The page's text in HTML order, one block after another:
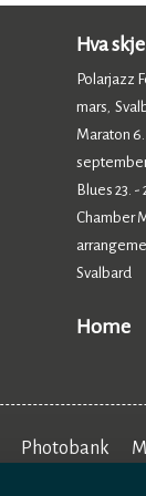
Hva
Polarjazz
mars,
Maraton 6.
Blues 23.
Chamber
Svalbard,
Home
Photobank